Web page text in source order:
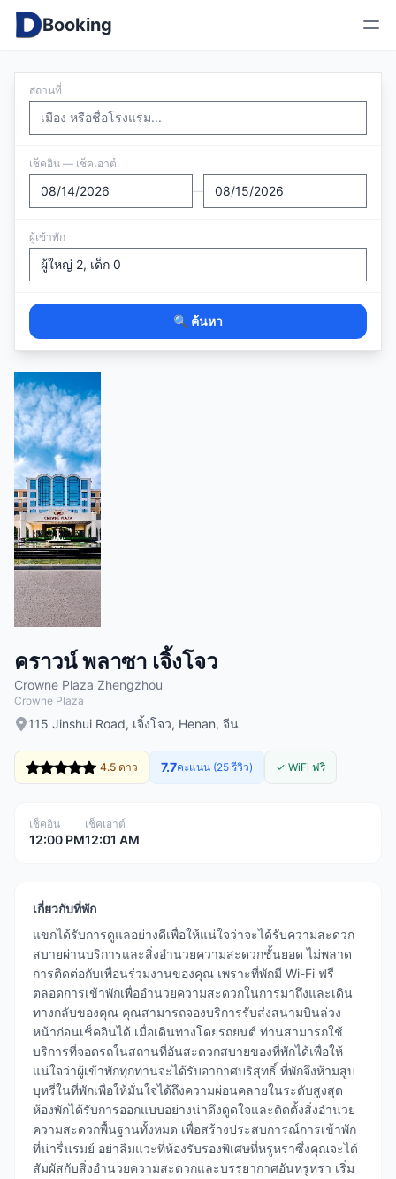
Booking
สถานที่
เช็คอิน — เช็คเอาต์
—
ผู้เข้าพัก
🔍 ค้นหา
คราวน์ พลาซา เจิ้งโจว
Crowne Plaza Zhengzhou
Crowne Plaza
115 Jinshui Road, เจิ้งโจว, Henan, จีน
4.5 ดาว 7.7คะแนน (25 รีวิว) ✓ WiFi ฟรี
เช็คอิน
12:00 PM
เช็คเอาต์
12:01 AM
เกี่ยวกับที่พัก
แขกได้รับการดูแลอย่างดีเพื่อให้แน่ใจว่าจะได้รับความสะดวก
สบายผ่านบริการและสิ่งอำนวยความสะดวกชั้นยอด ไม่พลาด
การติดต่อกับเพื่อนร่วมงานของคุณ เพราะที่พักมี Wi-Fi ฟรี
ตลอดการเข้าพักเพื่ออำนวยความสะดวกในการมาถึงและเดิน
ทางกลับของคุณ คุณสามารถจองบริการรับส่งสนามบินล่วง
หน้าก่อนเช็คอินได้ เมื่อเดินทางโดยรถยนต์ ท่านสามารถใช้
บริการที่จอดรถในสถานที่อันสะดวกสบายของที่พักได้เพื่อให้
แน่ใจว่าผู้เข้าพักทุกท่านจะได้รับอากาศบริสุทธิ์ ที่พักจึงห้ามสูบ
บุหรี่ในที่พักเพื่อให้มั่นใจได้ถึงความผ่อนคลายในระดับสูงสุด
ห้องพักได้รับการออกแบบอย่างน่าดึงดูดใจและติดตั้งสิ่งอำนวย
ความสะดวกพื้นฐานทั้งหมด เพื่อสร้างประสบการณ์การเข้าพัก
ที่น่ารื่นรมย์ อย่าลืมแวะที่ห้องรับรองพิเศษที่หรูหราซึ่งคุณจะได้
สัมผัสกับสิ่งอำนวยความสะดวกและบรรยากาศอันหรูหรา เริ่ม